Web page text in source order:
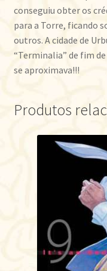
conseguiu obter os
para a Torre, ficando
outros. A cidade de
“Terminalia” de fim
se aproximava!!!
Produtos